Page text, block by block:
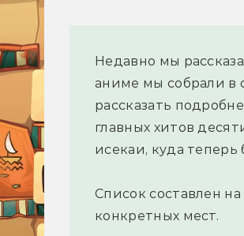
Недавно мы
аниме мы собрали в
рассказать
главных хитов
исекаи, куда теперь
Список составлен
конкретных мест.